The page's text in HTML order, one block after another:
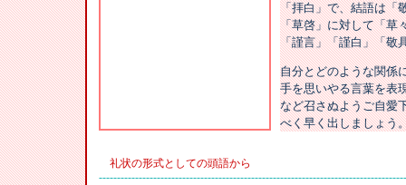
「拝白」で、結語は「
「草啓」に対して「草
「謹言」「謹白」「敬
自分とどのような関係
手を思いやる言葉を表
など召さぬようご自愛
べく早く出しましょう
礼状の形式としての頭語から